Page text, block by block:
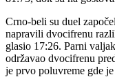
Crno-beli su duel
napravili dvocifrenu
glasio 17:26. Parni
održavao dvocifrenu
je prvo poluvreme gde